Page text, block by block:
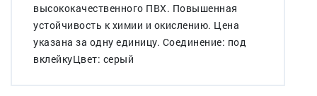
высококачественного ПВХ. Повышенная
устойчивость к химии и окислению. Цена
указана за одну единицу. Соединение: под
вклейкуЦвет: серый